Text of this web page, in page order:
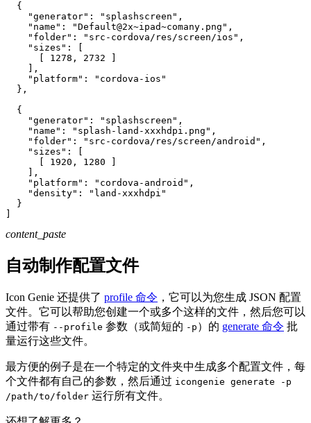
{
"generator" : "splashscreen" ,
"name" : "Default@2x~ipad~comany.png" ,
"folder" : "src-cordova/res/screen/ios" ,
"sizes" :
1278 , 2732
,
"platform" :
"cordova-ios"
} ,
{
"generator" : "splashscreen" ,
"name" : "splash-land-xxxhdpi.png" ,
"folder" : "src-cordova/res/screen/android" ,
"sizes" :
1920 , 1280
,
"platform" : "cordova-android" ,
"density" :
"land-xxxhdpi"
}
content_paste
自动制作配置文件
Icon Genie 还提供了 profile 命令 ，它可以为您生成 JSON 配置
文件。它可以帮助您创建一个或多个这样的文件，然后您可以
通过带有 --profile 参数（或简短的 -p ）的 generate 命令 批
量运行这些文件。
最方便的例子是在一个特定的文件夹中生成多个配置文件，每
个文件都有自己的参数，然后通过 icongenie generate -p
/path/to/folder 运行所有文件。